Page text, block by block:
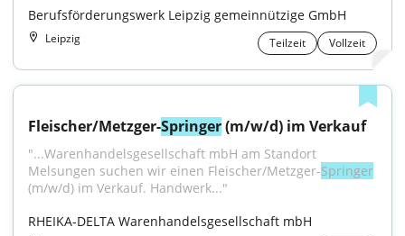
Berufsförderungswerk Leipzig gemeinnützige GmbH
Leipzig Teilzeit Vollzeit
Fleischer/Metzger-Springer (m/w/d) im Verkauf
"...Warenhandelsgesellschaft mbH am Standort
Melsungen suchen wir einen Fleischer/Metzger-Springer
(m/w/d) im Verkauf. Handwerk..."
RHEIKA-DELTA Warenhandelsgesellschaft mbH